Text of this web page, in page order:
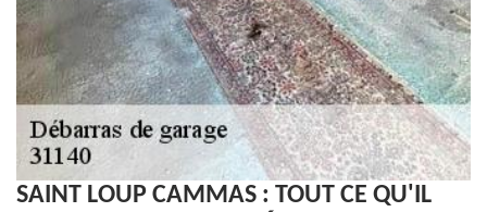
SAINT LOUP CAMMAS : TOUT CE QU'IL